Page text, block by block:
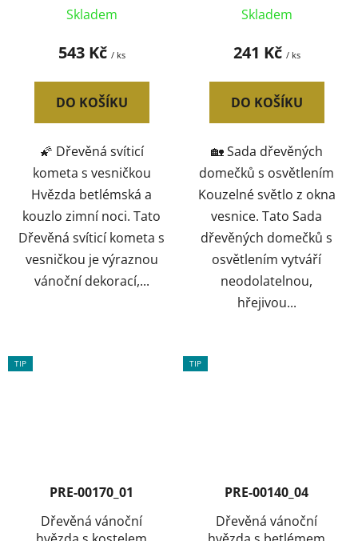
Skladem
543 Kč / ks
DO KOŠÍKU
🌠 Dřevěná svíticí
kometa s vesničkou
Hvězda betlémská a
kouzlo zimní noci. Tato
Dřevěná svíticí kometa s
vesničkou je výraznou
vánoční dekorací,...
Skladem
241 Kč / ks
DO KOŠÍKU
🏡 Sada dřevěných
domečků s osvětlením
Kouzelné světlo z okna
vesnice. Tato Sada
dřevěných domečků s
osvětlením vytváří
neodolatelnou,
hřejivou...
TIP
PRE-00170_01
Dřevěná vánoční
TIP
PRE-00140_04
Dřevěná vánoční